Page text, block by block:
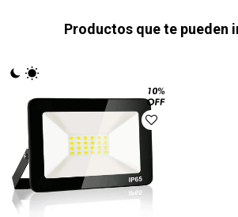
Productos que te pueden